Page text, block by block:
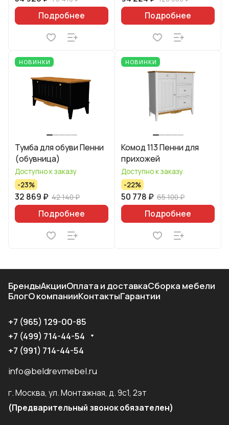
Подробнее Подробнее
НОВИНКИ
Тумба для обуви Пенни
(обувница)
Доступно к заказу
-23%
32 869 ₽ 42 140 ₽
Подробнее
НОВИНКИ
Комод 113 Пенни для
прихожей
Доступно к заказу
-22%
50 778 ₽ 65 100 ₽
Подробнее
БрендыАкцииОплата и доставкаСборка мебели
БлогО компанииКонтактыГарантии
+7 (965) 129-00-85
+7 (499) 714-44-54
+7 (991) 714-44-54
info@beldrevmebel.ru
г. Москва, ул. Монтажная, д. 9с1, 2эт
(Предварительный звонок обязателен)